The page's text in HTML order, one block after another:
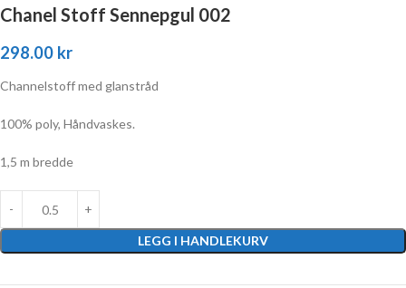
Chanel Stoff Sennepgul 002
298.00 kr
Channelstoff med glanstråd
100% poly, Håndvaskes.
1,5 m bredde
LEGG I HANDLEKURV